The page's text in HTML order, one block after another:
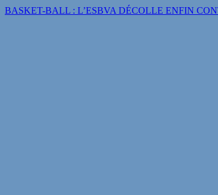
BASKET-BALL : L’ESBVA DÉCOLLE ENFIN